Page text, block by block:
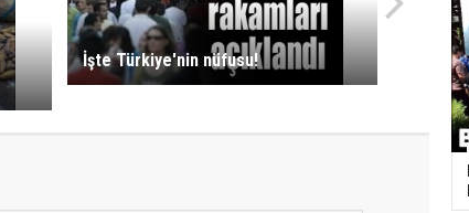
İşte Türkiye'nin nüfusu!